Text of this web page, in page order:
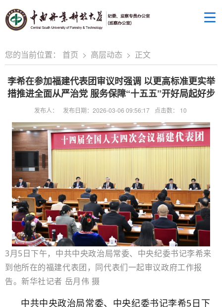
您的当前位置： 首页 > 高层动态 > 正文
李希在参加福建代表团审议时强调 以更高标准更实举
措推进全面从严治党 服务保障“十五五”开好局起好步
发布人： 发布日期：2026-03-06 09:56:17 点击数： 10
3月5日下午，中共中央政治局常委、中央纪委书记李希来
到他所在的福建代表团，同代表们一起审议政府工作报
告。新华社记者 岳月伟 摄
中共中央政治局常委、中央纪委书记李希5日下